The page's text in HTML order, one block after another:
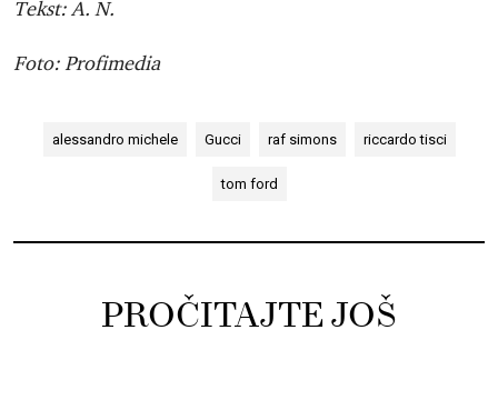
Tekst: A. N.
Foto: Profimedia
alessandro michele Gucci raf simons riccardo tisci
tom ford
PROČITAJTE JOŠ